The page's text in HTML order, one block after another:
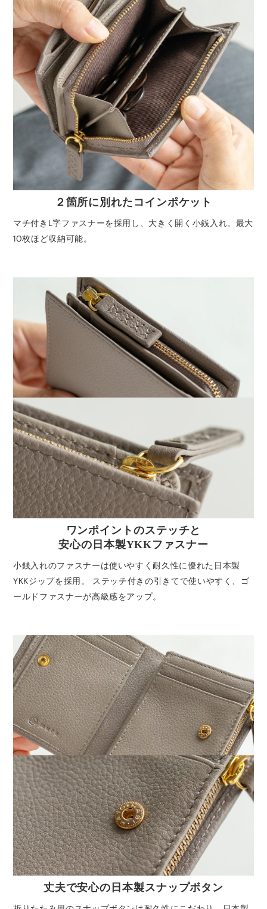
２箇所に別れたコインポケット
マチ付きL字ファスナーを採用し、大きく開く小銭入れ。最大
10枚ほど収納可能。
ワンポイントのステッチと
安心の日本製YKKファスナー
小銭入れのファスナーは使いやすく耐久性に優れた日本製
YKKジップを採用。 ステッチ付きの引きてで使いやすく、ゴ
ールドファスナーが高級感をアップ。
丈夫で安心の日本製スナップボタン